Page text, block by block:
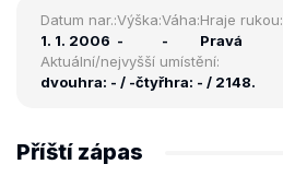
Datum nar.:
1. 1. 2006
Výška:
-
Váha:
-
Hraje rukou:
Pravá
Aktuální/nejvyšší umístění:
dvouhra: - / -čtyřhra: - / 2148.
Příští zápas